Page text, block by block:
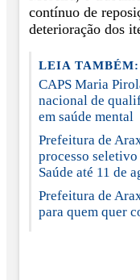
contínuo de
deterioração dos
LEIA TAMBÉM:
CAPS Maria
nacional de
em saúde mental
Prefeitura de
processo
Saúde até 11 de
Prefeitura de
para quem quer